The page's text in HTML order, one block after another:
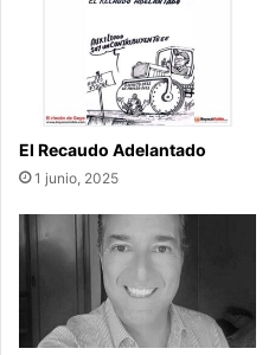
El Recaudo Adelantado
1 junio, 2025